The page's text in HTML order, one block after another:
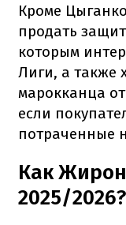
Кроме
продать
которым
Лиги, а также
марокканца
если
потраченные
Как
2025/2026?